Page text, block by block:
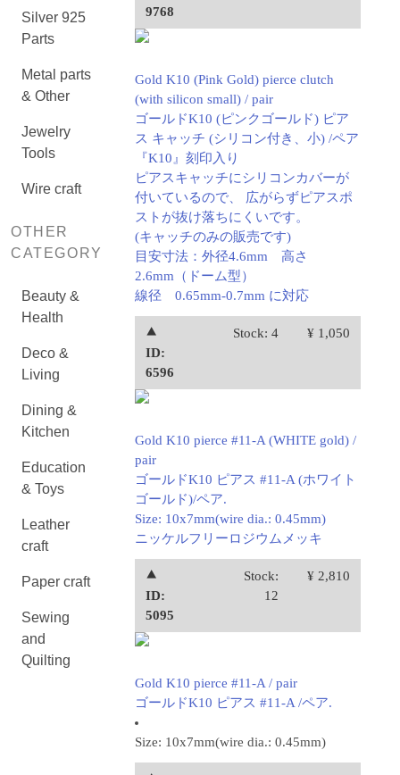
Silver 925
Parts
Metal parts
& Other
Jewelry
Tools
Wire craft
OTHER
CATEGORY
Beauty &
Health
Deco &
Living
Dining &
Kitchen
Education
& Toys
Leather
craft
Paper craft
Sewing
and
Quilting
9768
Gold K10 (Pink Gold) pierce clutch
(with silicon small) / pair
ゴールドK10 (ピンクゴールド) ピア
ス キャッチ (シリコン付き、小) /ペア
『K10』刻印入り
ピアスキャッチにシリコンカバーが
付いているので、 広がらずピアスポ
ストが抜け落ちにくいです。
(キャッチのみの販売です)
目安寸法：外径4.6mm 高さ
2.6mm（ドーム型）
線径 0.65mm-0.7mm に対応
⯅
ID:
6596
Stock: 4 ¥ 1,050
Gold K10 pierce #11-A (WHITE gold) /
pair
ゴールドK10 ピアス #11-A (ホワイト
ゴールド)/ペア.
Size: 10x7mm(wire dia.: 0.45mm)
ニッケルフリーロジウムメッキ
⯅
ID:
5095
Stock:
12
¥ 2,810
Gold K10 pierce #11-A / pair
ゴールドK10 ピアス #11-A /ペア.
Size: 10x7mm(wire dia.: 0.45mm)